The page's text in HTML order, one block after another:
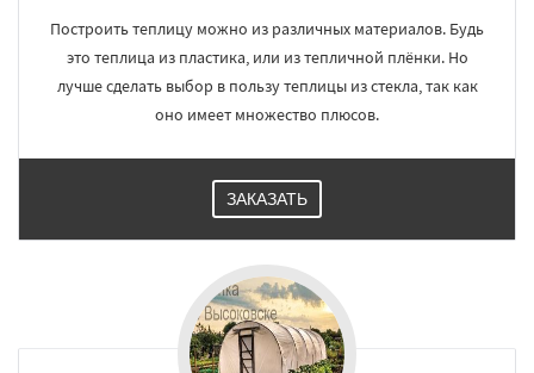
Построить теплицу можно из различных материалов. Будь
это теплица из пластика, или из тепличной плёнки. Но
лучше сделать выбор в пользу теплицы из стекла, так как
оно имеет множество плюсов.
ЗАКАЗАТЬ